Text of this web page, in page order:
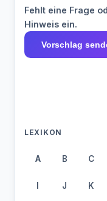
Fehlt eine Frage
Hinweis ein.
Vorschlag
LEXIKON
A B C
I J K